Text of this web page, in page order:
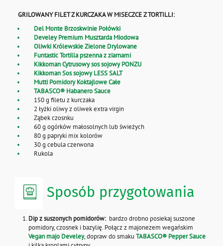
GRILOWANY FILET Z KURCZAKA W MISECZCE Z TORTILLI:
Del Monte Brzoskwinie Połówki
Develey Premium Musztarda Miodowa
Oliwki Królewskie Zielone Drylowane
FuntasticTortilla pszenna z ziarnami
Kikkoman Cytrusowy sos sojowy PONZU
Kikkoman Sos sojowy LESS SALT
Mutti Pomidory Koktajlowe Całe
TABASCO® Habanero Sauce
150 g filetu z kurczaka
2 łyżki oliwy z oliwek extra virgin
Ząbek czosnku
60 g ogórków małosolnych lub świeżych
80 g papryki mix kolorów
30 g cebula czerwona
Rukola
Sposób przygotowania
Dip z suszonych pomidorów:bardzo drobno posiekaj suszone
pomidory, czosnek i bazylię. Połącz z majonezem wegańskim
Vegan majo Develey, dopraw do smakuTABASCO® Pepper Sauce